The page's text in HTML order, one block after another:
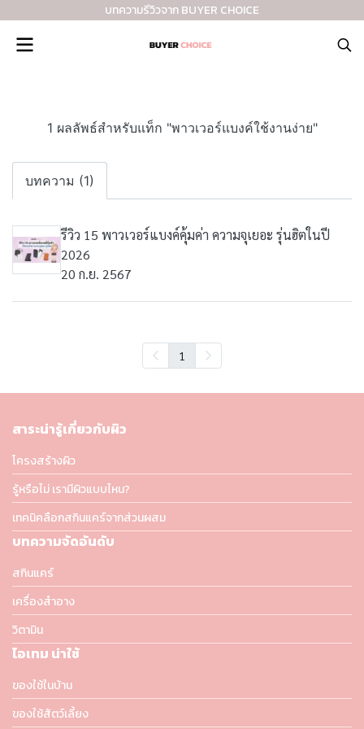
บทความรีวิวจาก BUYER CHOICE
1 ผลลัพธ์สำหรับแท็ก "พาวเวอร์แบงค์ใช้งานง่าย"
บทความ (1)
รีวิว 15 พาวเวอร์แบงค์คุ้มค่า ความจุเยอะ รุ่นฮิตในปี
2026
20 ก.ย. 2567
1
สาระน่ารู้เกี่ยวกับผิว
โครงสร้างผิว
รู้หรือไม่ เรามีผิวแบบไหน?
เทคนิคลือกสกินแคร์จากส่วนผสม
บทความจัดอันดับ
สกินแคร์
เครื่องสำอาง
วิตามิน
ไอเทม น่าใช้
ของใช้ในบ้าน
ของใช้สัตว์เลี้ยง